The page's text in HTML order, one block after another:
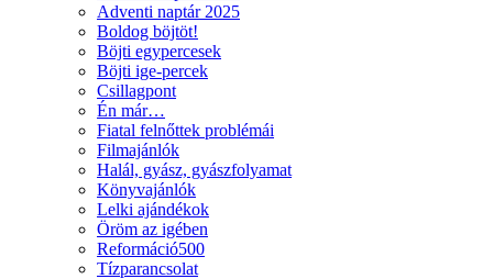
Adventi naptár 2025
Boldog böjtöt!
Böjti egypercesek
Böjti ige-percek
Csillagpont
Én már…
Fiatal felnőttek problémái
Filmajánlók
Halál, gyász, gyászfolyamat
Könyvajánlók
Lelki ajándékok
Öröm az igében
Reformáció500
Tízparancsolat